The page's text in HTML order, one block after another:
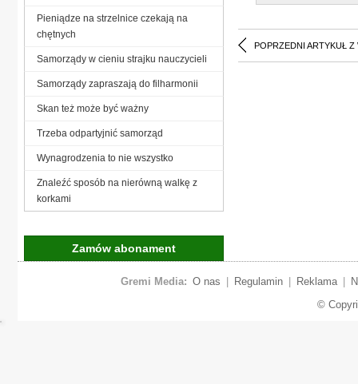
POPRZEDNI ARTYKUŁ Z
Pieniądze na strzelnice czekają na
chętnych
Samorządy w cieniu strajku nauczycieli
Samorządy zapraszają do filharmonii
Skan też może być ważny
Trzeba odpartyjnić samorząd
Wynagrodzenia to nie wszystko
Znaleźć sposób na nierówną walkę z
korkami
Zamów abonament
Gremi Media: O nas Regulamin Reklama
©